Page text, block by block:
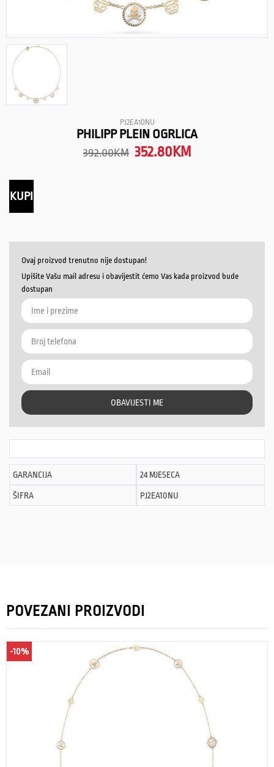
PJ2EA10NU
PHILIPP PLEIN OGRLICA
392.00KM 352.80 KM
KUPI
Ovaj proizvod trenutno nije dostupan!
Upišite Vašu mail adresu i obavijestit ćemo Vas kada proizvod bude
dostupan
OBAVIJESTI ME
GARANCIJA 24 MJESECA
ŠIFRA PJ2EA10NU
POVEZANI PROIZVODI
-10%